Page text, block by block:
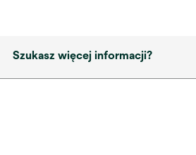
Szukasz więcej informacji?